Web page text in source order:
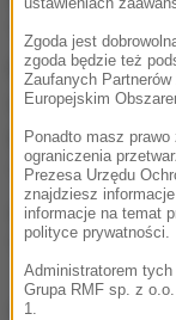
"Czarodziejska
Barbary Sass),
także ze
filmach jak
"Wenecja" i
seriali kojarzą
"Plebanii" czy
(mal)
Zgoda jest
zgoda będzie też
Zaufanych
Europejskim
Ponadto masz
ograniczenia
Prezesa Urzędu
znajdziesz
informacje na temat
polityce prywatności.
Administratorem
Grupa RMF sp. z
1.